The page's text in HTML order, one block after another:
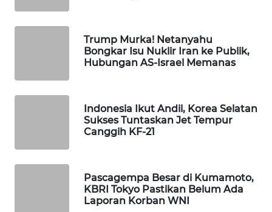
Trump Murka! Netanyahu
Bongkar Isu Nuklir Iran ke Publik,
Hubungan AS-Israel Memanas
Indonesia Ikut Andil, Korea Selatan
Sukses Tuntaskan Jet Tempur
Canggih KF-21
Pascagempa Besar di Kumamoto,
KBRI Tokyo Pastikan Belum Ada
Laporan Korban WNI
LKKI